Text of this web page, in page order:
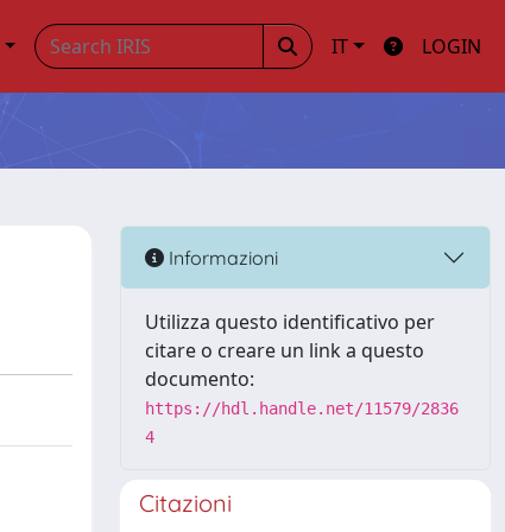
IT LOGIN
Informazioni
Utilizza questo identificativo per
citare o creare un link a questo
documento:
https://hdl.handle.net/11579/2836
4
Citazioni